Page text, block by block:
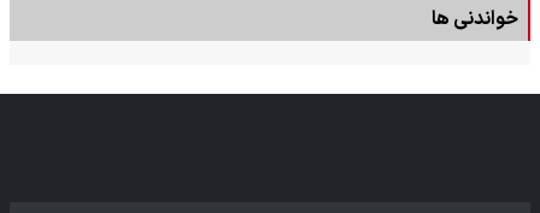
خواندنی ها